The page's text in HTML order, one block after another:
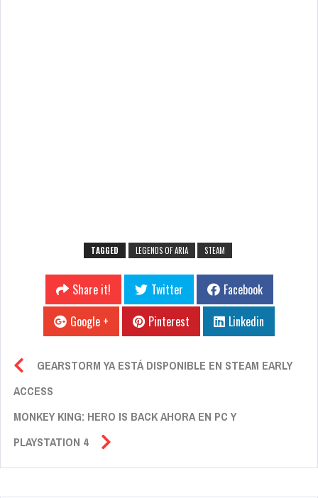
TAGGED LEGENDS OF ARIA STEAM
Share it! Twitter
Facebook
Google +
Pinterest Linkedin
GEARSTORM YA ESTÁ DISPONIBLE EN STEAM EARLY
ACCESS
MONKEY KING: HERO IS BACK AHORA EN PC Y
PLAYSTATION 4